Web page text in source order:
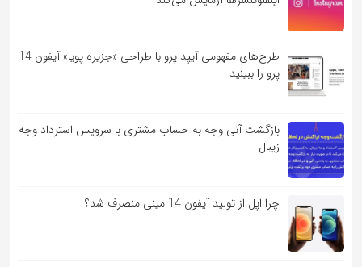
طرح‌های مفهومی آیپد پرو با طراحی «جزیره پویا» آیفون 14
پرو را ببینید
بازگشت آنی وجه به حساب مشتری با سرویس استرداد وجه
زیبال
چرا اپل از تولید آیفون 14 مینی منصرف شد؟